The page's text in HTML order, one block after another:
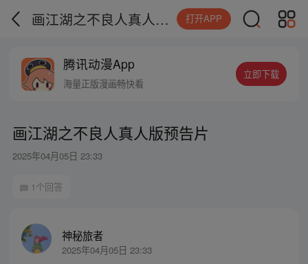
画江湖之不良人真人版预告片 打开APP
腾讯动漫App
海量正版漫画畅快看
立即下载
画江湖之不良人真人版预告片
2025年04月05日 23:33
1个回答
神秘旅者
2025年04月05日 23:33